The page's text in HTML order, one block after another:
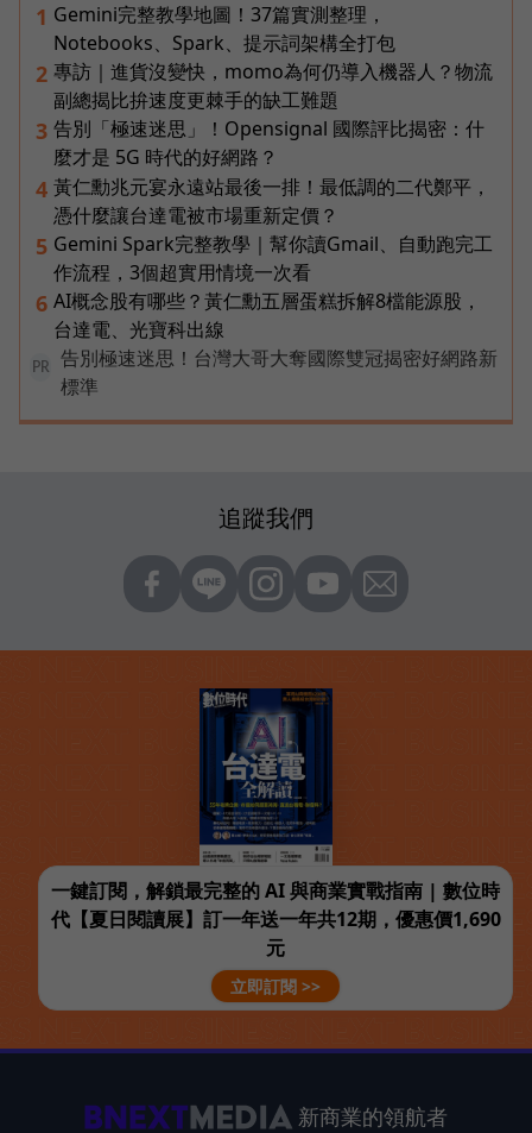
1 Gemini完整教學地圖！37篇實測整理，
Notebooks、Spark、提示詞架構全打包
2 專訪｜進貨沒變快，momo為何仍導入機器人？物流
副總揭比拚速度更棘手的缺工難題
3 告別「極速迷思」！Opensignal 國際評比揭密：什
麼才是 5G 時代的好網路？
4 黃仁勳兆元宴永遠站最後一排！最低調的二代鄭平，
憑什麼讓台達電被市場重新定價？
5 Gemini Spark完整教學｜幫你讀Gmail、自動跑完工
作流程，3個超實用情境一次看
6 AI概念股有哪些？黃仁勳五層蛋糕拆解8檔能源股，
台達電、光寶科出線
PR
告別極速迷思！台灣大哥大奪國際雙冠揭密好網路新
標準
追蹤我們
一鍵訂閱，解鎖最完整的 AI 與商業實戰指南 | 數位時
代【夏日閱讀展】訂一年送一年共12期，優惠價1,690
元
立即訂閱 >>
新商業的領航者